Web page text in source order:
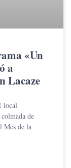
«Un
a
Lacaze
local
de
Mes de la